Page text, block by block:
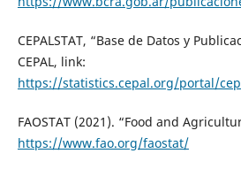
CEPALSTAT, “Base de Datos y
CEPAL, link:
https://statistics.cepal.org/portal/
FAOSTAT (2021). “Food and
https://www.fao.org/faostat/